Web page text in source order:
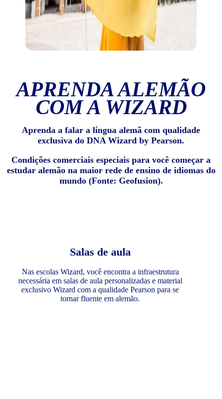
APRENDA ALEMÃO
COM A WIZARD
Aprenda a falar a língua alemã com qualidade
exclusiva do DNA Wizard by Pearson.
Condições comerciais especiais para você começar a
estudar alemão na maior rede de ensino de idiomas do
mundo (Fonte: Geofusion).
Salas de aula
Nas escolas Wizard, você encontra a infraestrutura
necessária em salas de aula personalizadas e material
exclusivo Wizard com a qualidade Pearson para se
tornar fluente em alemão.